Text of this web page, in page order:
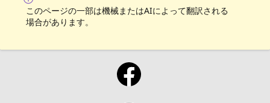
このページの一部は機械またはAIによって翻訳される
場合があります。